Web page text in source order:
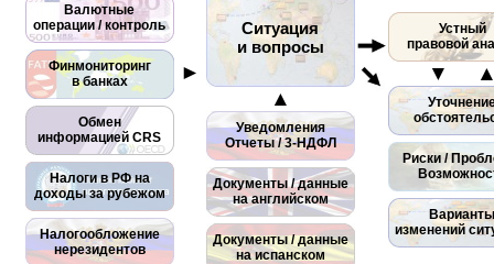
Валютные
операции / контроль
Финмониторинг
в банках
Обмен
информацией CRS
Налоги в РФ на
доходы за рубежом
Налогообложение
нерезидентов
►
Ситуация
и вопросы
▲
Уведомления
Отчеты / 3-НДФЛ
Документы / данные
на английском
Документы / данные
на испанском
Устный
правовой
▼
Риски /
Варианты
изменений